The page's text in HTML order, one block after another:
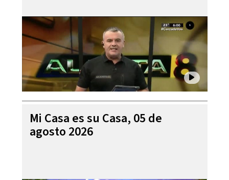
Mi Casa es su Casa, 05 de
agosto 2026